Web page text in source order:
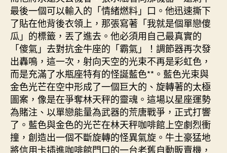
最後一個可以輸入的「情緒燃料」口。他迅速撕下
了貼在他背後衣領上，那張寫著「我就是個單戀傻
瓜」的標籤，丟了進去。他必須用自己最真實的
「傻氣」去對抗金牛座的「霸氣」！調節器再次發
出轟鳴，這一次，射向天空的光束不再是彩虹色，
而是充滿了水瓶座特有的怪誕藍色**。藍色光束與
金色光芒在空中形成了一個巨大的、旋轉著的太極
圖案，像是在爭奪林天秤的靈魂。這場以星座運勢
為賭注、以單戀能量為武器的荒唐戰爭，正式打響
了。藍色與金色的光芒在林天秤咖啡館上空劇烈衝
撞，創造出一個不斷旋轉的怪異氣旋。牛土豪猛地
將信用卡插進咖啡館門口的一台老舊自動販賣機，